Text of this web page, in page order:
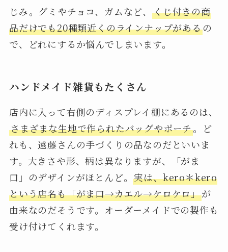
じみ。グミやチョコ、ガムなど、くじ付きの商
品だけでも20種類近くのラインナップがあるの
で、どれにするか悩んでしまいます。
ハンドメイド雑貨もたくさん
店内に入って右側のディスプレイ棚にあるのは、
さまざまな生地で作られたバッグやポーチ。ど
れも、遠藤さんの手づくりの品なのだといいま
す。大きさや形、柄は異なりますが、「がま
口」のデザインがほとんど。実は、kero＊kero
という店名も「がま口→カエル→ケロケロ」が
由来なのだそうです。オーダーメイドでの製作も
受け付けてくれます。